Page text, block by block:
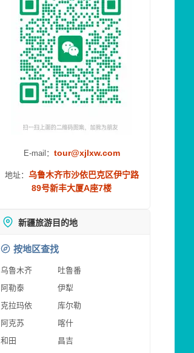
E-mail： tour@xjlxw.com
地址： 乌鲁木齐市沙依巴克区伊宁路
89号新丰大厦A座7楼
新疆旅游目的地
按地区查找
乌鲁木齐
吐鲁番
阿勒泰
伊犁
克拉玛依
库尔勒
阿克苏
喀什
和田
昌吉